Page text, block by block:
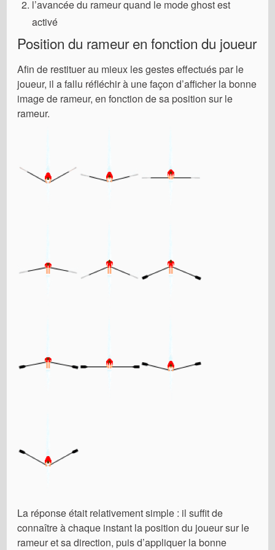
l’avancée du rameur quand le mode ghost est
activé
Position du rameur en fonction du joueur
Afin de restituer au mieux les gestes effectués par le
joueur, il a fallu réfléchir à une façon d’afficher la bonne
image de rameur, en fonction de sa position sur le
rameur.
La réponse était relativement simple : il suffit de
connaître à chaque instant la position du joueur sur le
rameur et sa direction, puis d’appliquer la bonne